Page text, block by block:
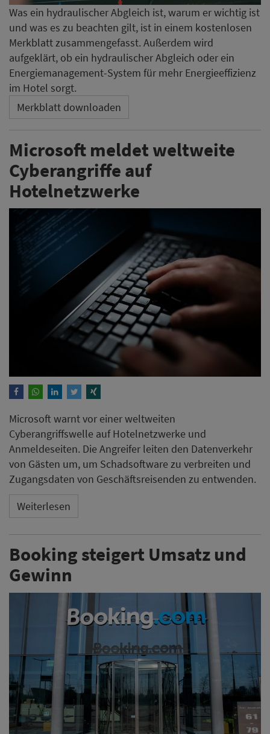
Was ein hydraulischer Abgleich ist, warum er wichtig ist
und was es zu beachten gilt, ist in einem kostenlosen
Merkblatt zusammengefasst. Außerdem wird
aufgeklärt, ob ein hydraulischer Abgleich oder ein
Energiemanagement-System für mehr Energieeffizienz
im Hotel sorgt.
Merkblatt downloaden
Microsoft meldet weltweite
Cyberangriffe auf
Hotelnetzwerke
Microsoft warnt vor einer weltweiten
Cyberangriffswelle auf Hotelnetzwerke und
Anmeldeseiten. Die Angreifer leiten den Datenverkehr
von Gästen um, um Schadsoftware zu verbreiten und
Zugangsdaten von Geschäftsreisenden zu entwenden.
Weiterlesen
Booking steigert Umsatz und
Gewinn